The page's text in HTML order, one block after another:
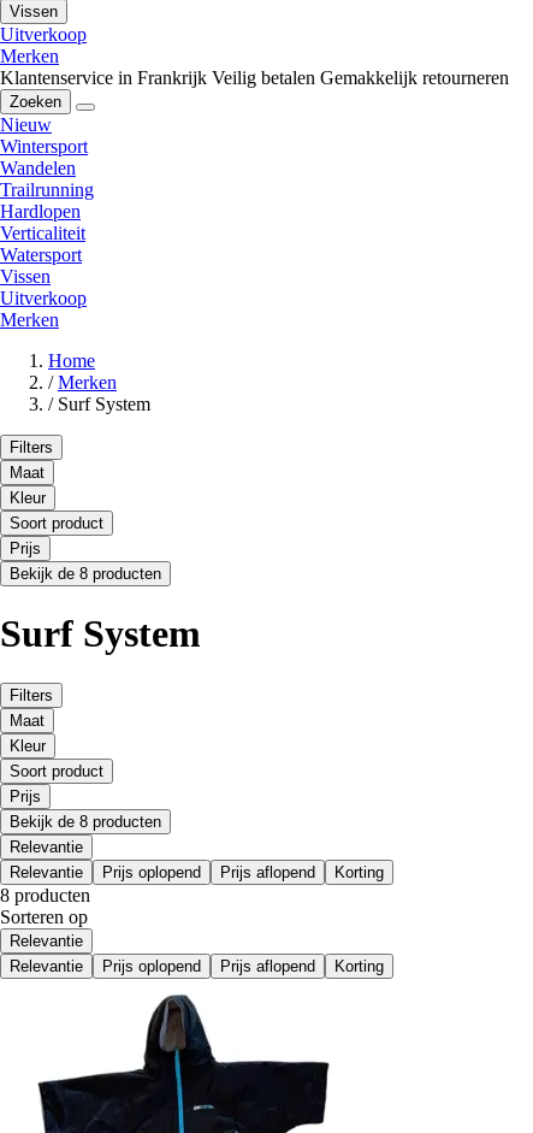
Vissen
Uitverkoop
Merken
Klantenservice in Frankrijk Veilig betalen Gemakkelijk retourneren
Zoeken
Nieuw
Wintersport
Wandelen
Trailrunning
Hardlopen
Verticaliteit
Watersport
Vissen
Uitverkoop
Merken
Home
/ Merken
/ Surf System
Filters
Maat
Kleur
Soort product
Prijs
Bekijk de 8 producten
Surf System
Filters
Maat
Kleur
Soort product
Prijs
Bekijk de 8 producten
Relevantie
Relevantie
Prijs oplopend Prijs aflopend Korting
8 producten
Sorteren op
Relevantie
Relevantie
Prijs oplopend Prijs aflopend Korting